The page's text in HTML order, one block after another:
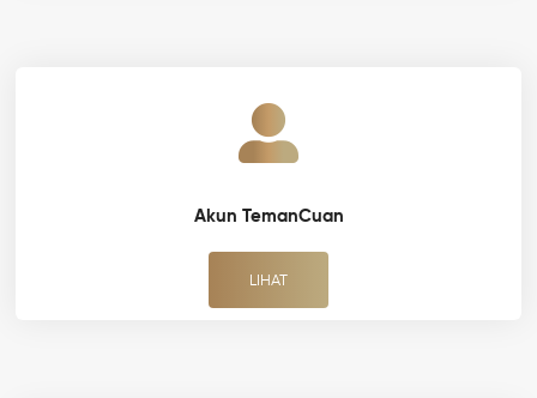
Akun TemanCuan
LIHAT